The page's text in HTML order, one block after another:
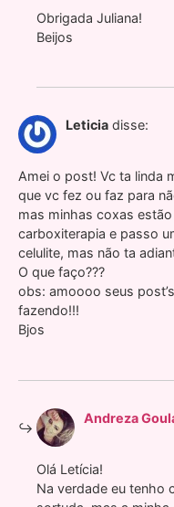
Obrigada Juliana!
Beijos
Leticia disse:
Amei o post! Vc ta linda
que vc fez ou faz para
mas minhas coxas
carboxiterapia e passo
celulite, mas não ta
O que faço???
obs: amoooo seus
fazendo!!!
Bjos
Andreza
Olá Letícia!
Na verdade eu tenho